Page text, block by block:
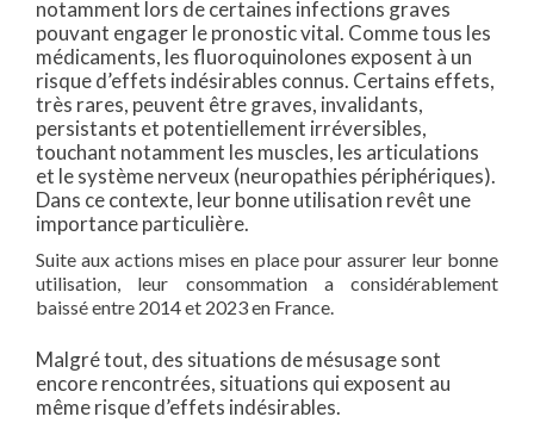
notamment lors de certaines infections graves
pouvant engager le pronostic vital. Comme tous les
médicaments, les fluoroquinolones exposent à un
risque d’effets indésirables connus. Certains effets,
très rares, peuvent être graves, invalidants,
persistants et potentiellement irréversibles,
touchant notamment les muscles, les articulations
et le système nerveux (neuropathies périphériques).
Dans ce contexte, leur bonne utilisation revêt une
importance particulière.
Suite aux actions mises en place pour assurer leur bonne
utilisation, leur consommation a considérablement
baissé entre 2014 et 2023 en France.
Malgré tout, des situations de mésusage sont
encore rencontrées, situations qui exposent au
même risque d’effets indésirables.